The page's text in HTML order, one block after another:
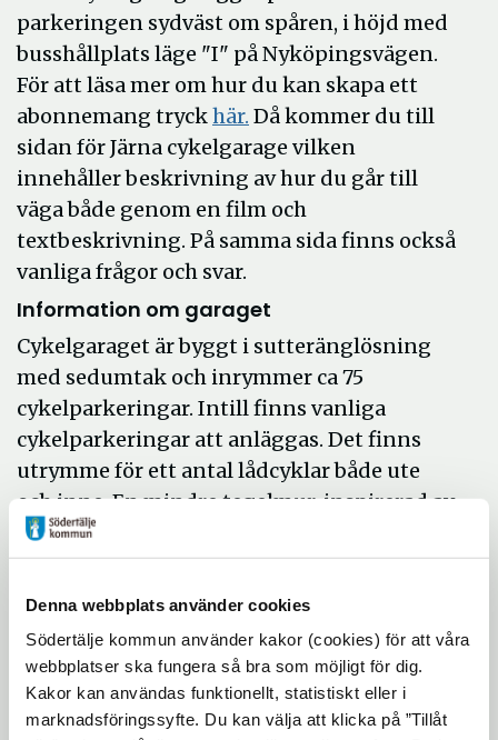
Denna webbplats använder cookies
Södertälje kommun använder kakor (cookies) för att våra
webbplatser ska fungera så bra som möjligt för dig.
Kakor kan användas funktionellt, statistiskt eller i
marknadsföringssyfte. Du kan välja att klicka på ”Tillåt
parkeringen sydväst om spåren, i höjd med
busshållplats läge "I" på Nyköpingsvägen.
För att läsa mer om hur du kan skapa ett
abonnemang tryckhär. Öppna
i
nytt
fönster
Då kommer du till
sidan för Järna cykelgarage vilken
innehåller beskrivning av hur du går till
väga både genom en film och
textbeskrivning. På samma sida finns också
vanliga frågor och svar.
Information om garaget
Cykelgaraget är byggt i sutteränglösning
med sedumtak och inrymmer ca 75
cykelparkeringar. Intill finns vanliga
cykelparkeringar att anläggas. Det finns
utrymme för ett antal lådcyklar både ute
och inne. En mindre tegelmur, inspirerad av
byggnaderna intill, kommer att rama in
garaget tillsammans med planteringar och
belysning. Pumpstation finnas tillgänglig